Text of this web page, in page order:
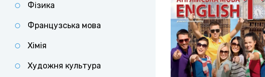
Фізика
Французська мова
Хімія
Художня культура